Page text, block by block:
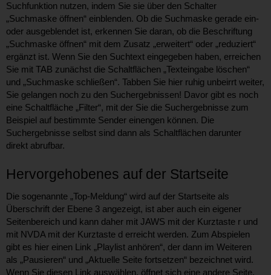
Suchfunktion nutzen, indem Sie sie über den Schalter
„Suchmaske öffnen“ einblenden. Ob die Suchmaske gerade ein-
oder ausgeblendet ist, erkennen Sie daran, ob die Beschriftung
„Suchmaske öffnen“ mit dem Zusatz „erweitert“ oder „reduziert“
ergänzt ist. Wenn Sie den Suchtext eingegeben haben, erreichen
Sie mit TAB zunächst die Schaltflächen „Texteingabe löschen“
und „Suchmaske schließen“. Tabben Sie hier ruhig unbeirrt weiter,
Sie gelangen noch zu den Suchergebnissen! Davor gibt es noch
eine Schaltfläche „Filter“, mit der Sie die Suchergebnisse zum
Beispiel auf bestimmte Sender einengen können. Die
Suchergebnisse selbst sind dann als Schaltflächen darunter
direkt abrufbar.
Hervorgehobenes auf der Startseite
Die sogenannte „Top-Meldung“ wird auf der Startseite als
Überschrift der Ebene 3 angezeigt, ist aber auch ein eigener
Seitenbereich und kann daher mit JAWS mit der Kurztaste r und
mit NVDA mit der Kurztaste d erreicht werden. Zum Abspielen
gibt es hier einen Link „Playlist anhören“, der dann im Weiteren
als „Pausieren“ und „Aktuelle Seite fortsetzen“ bezeichnet wird.
Wenn Sie diesen Link auswählen, öffnet sich eine andere Seite,